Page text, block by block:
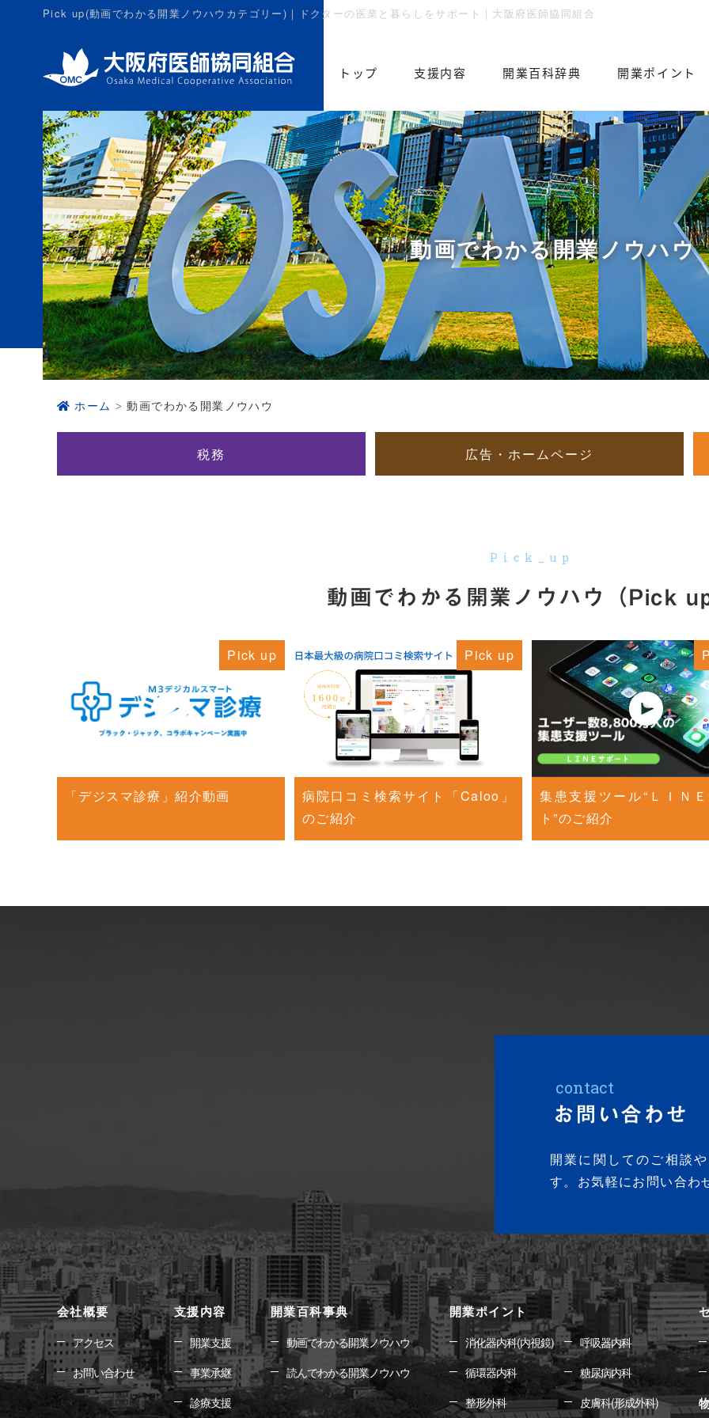
トップ ⽀援内容 開業百科辞典 開業ポイント
動画でわかる開業ノウハウ
Pick up(動画でわかる開業ノウハウカテゴリー)｜ドクターの医業と暮らしをサポート｜大阪府医師協同組合
ホーム 動画でわかる開業ノウハウ
税務 広告・ホームページ
Pick_up
動画でわかる開業ノウハウ （Pick
「デジスマ診療」紹介動画
Pick up
病院口コミ検索サイト「Caloo」
のご紹介
Pick up
集患支援ツール“ＬＩＮ
ト”のご紹介
contact
お問い合わせ
開業に関してのご相談
す。お気軽にお問い合わ
会社概要
アクセス
お問い合わせ
支援内容
開業支援
事業承継
診療支援
開業百科事典
動画でわかる開業ノウハウ
読んでわかる開業ノウハウ
開業ポイント
消化器内科(内視鏡)
呼吸器内科
循環器内科
糖尿病内科
整形外科
皮膚科(形成外科)